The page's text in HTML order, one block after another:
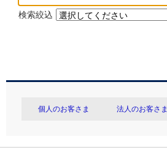
検索絞込
個人のお客さま 法人のお客さま